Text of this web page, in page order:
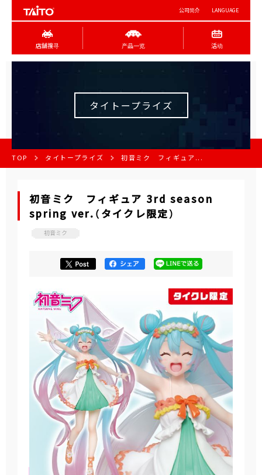
公司简介 LANGUAGE
店舖搜寻 产品一览 活动
タイトープライズ
TOP タイトープライズ 初音ミク フィギュア...
初音ミク フィギュア 3rd season
spring ver.（タイクレ限定）
初音ミク